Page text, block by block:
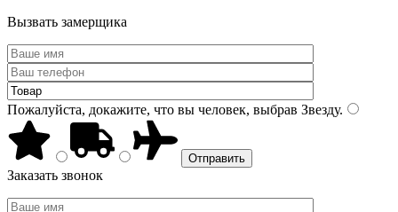
Вызвать замерщика
Пожалуйста, докажите, что вы человек, выбрав Звезду.
Заказать звонок